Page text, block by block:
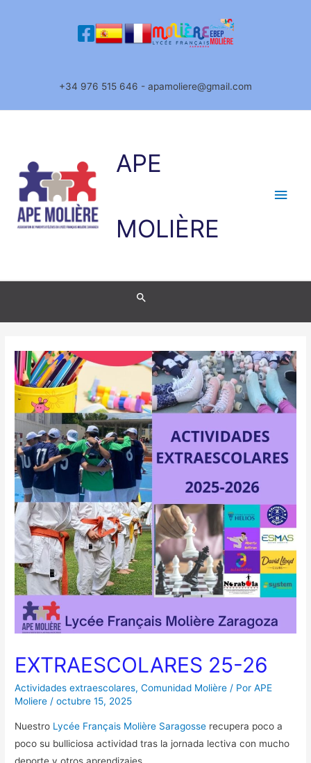
+34 976 515 646 - apamoliere@gmail.com
APE
MOLIÈRE
Buscar
EXTRAESCOLARES 25-26
Actividades extraescolares,Comunidad Molière / PorAPE
Moliere /octubre 15, 2025
Nuestro Lycée Français Molière Saragosse recupera poco a
poco su bulliciosa actividad tras la jornada lectiva con mucho